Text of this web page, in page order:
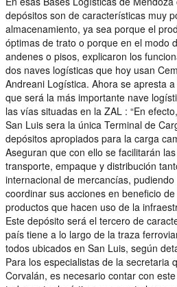
depósitos son de características muy
almacenamiento, ya sea porque el
óptimas de trato o porque en el modo
andenes o pisos, explicaron los
dos naves logísticas que hoy usan
Andreani Logística. Ahora se apresta
que será la más importante nave
las vías situadas en la ZAL : “En
San Luis sera la única Terminal de
depósitos apropiados para la carga
Aseguran que con ello se facilitarán
transporte, empaque y distribución
internacional de mercancías,
coordinar sus acciones en beneficio
productos que hacen uso de la
Este depósito será el tercero de
país tiene a lo largo de la traza
todos ubicados en San Luis, según
Para los especialistas de la secretaria
Corvalán, es necesario contar con